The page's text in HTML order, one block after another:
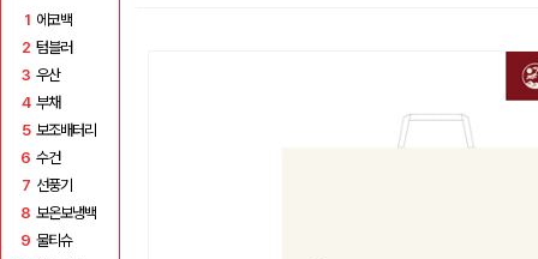
1 에코백
2 텀블러
3 우산
4 부채
5 보조배터리
6 수건
7 선풍기
8 보온보냉백
9 물티슈